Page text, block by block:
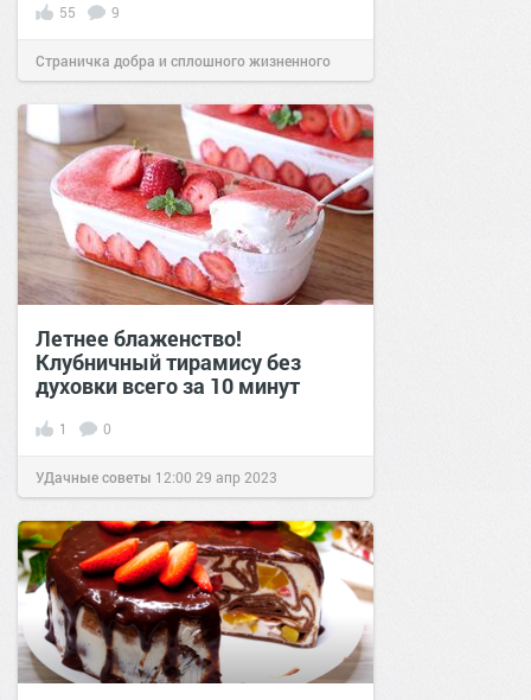
55 9
Страничка добра и сплошного жизненного
позитива!12:0029 май 2021
Летнее блаженство!
Клубничный тирамису без
духовки всего за 10 минут
1 0
УДачные советы 12:00 29 апр 2023